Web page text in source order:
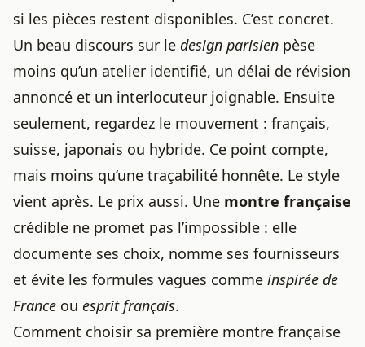
si les pièces restent disponibles. C’est concret.
Un beau discours sur le design parisien pèse
moins qu’un atelier identifié, un délai de révision
annoncé et un interlocuteur joignable. Ensuite
seulement, regardez le mouvement : français,
suisse, japonais ou hybride. Ce point compte,
mais moins qu’une traçabilité honnête. Le style
vient après. Le prix aussi. Une montre française
crédible ne promet pas l’impossible : elle
documente ses choix, nomme ses fournisseurs
et évite les formules vagues comme inspirée de
France ou esprit français.
Comment choisir sa première montre française